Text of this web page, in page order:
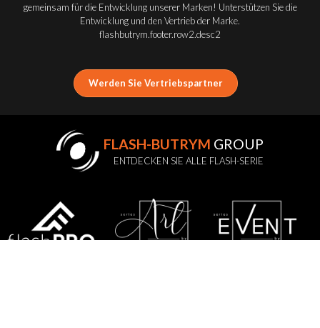
gemeinsam für die Entwicklung unserer Marken! Unterstützen Sie die
Entwicklung und den Vertrieb der Marke.
flashbutrym.footer.row2.desc2
Werden Sie Vertriebspartner
FLASH-BUTRYM GROUP
ENTDECKEN SIE ALLE FLASH-SERIE